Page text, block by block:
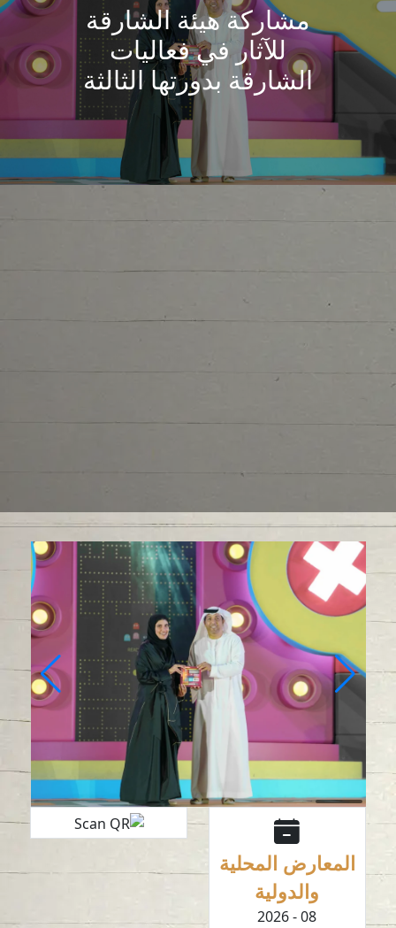
مشاركة هيئة الشارقة
للآثار في فعاليات
الشارقة بدورتها الثالثة
المعارض المحلية
والدولية
08 - 2026